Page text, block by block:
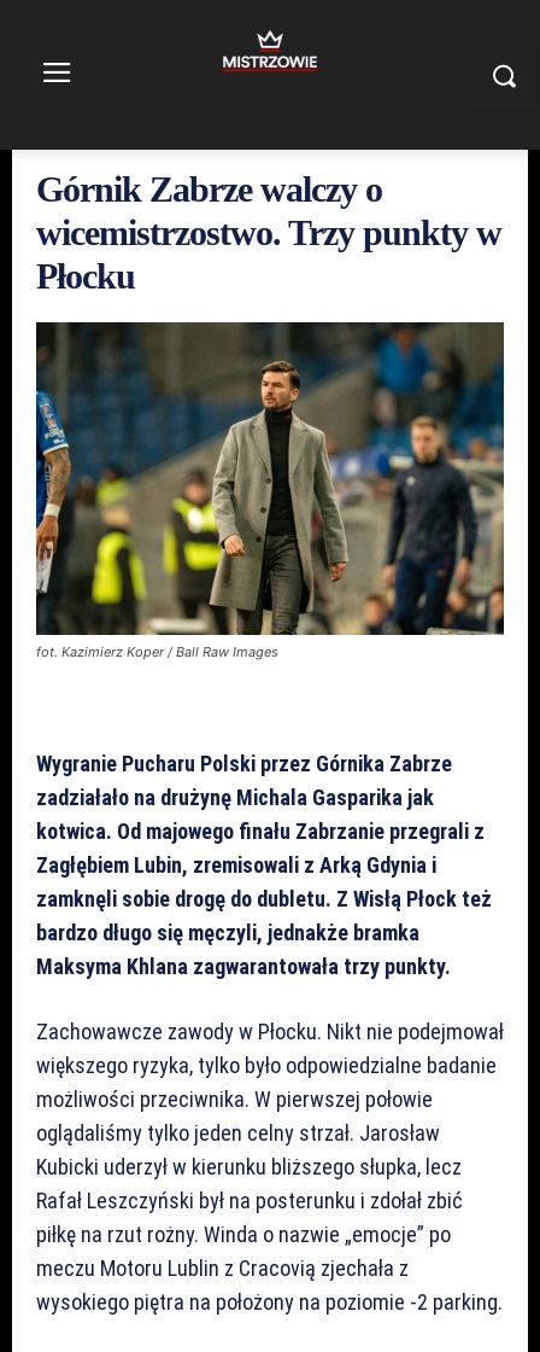
Górnik Zabrze walczy o
wicemistrzostwo. Trzy punkty w
Płocku
fot. Kazimierz Koper / Ball Raw Images
Wygranie Pucharu Polski przez Górnika Zabrze
zadziałało na drużynę Michala Gasparika jak
kotwica. Od majowego finału Zabrzanie przegrali z
Zagłębiem Lubin, zremisowali z Arką Gdynia i
zamknęli sobie drogę do dubletu. Z Wisłą Płock też
bardzo długo się męczyli, jednakże bramka
Maksyma Khlana zagwarantowała trzy punkty.
Zachowawcze zawody w Płocku. Nikt nie podejmował
większego ryzyka, tylko było odpowiedzialne badanie
możliwości przeciwnika. W pierwszej połowie
oglądaliśmy tylko jeden celny strzał. Jarosław
Kubicki uderzył w kierunku bliższego słupka, lecz
Rafał Leszczyński był na posterunku i zdołał zbić
piłkę na rzut rożny. Winda o nazwie „emocje” po
meczu Motoru Lublin z Cracovią zjechała z
wysokiego piętra na położony na poziomie -2 parking.